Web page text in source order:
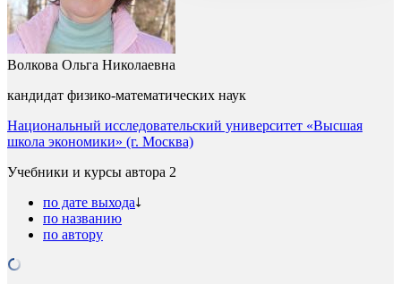
Волкова Ольга Николаевна
кандидат физико-математических наук
Национальный исследовательский университет «Высшая
школа экономики» (г. Москва)
Учебники и курсы автора 2
по дате выхода
по названию
по автору